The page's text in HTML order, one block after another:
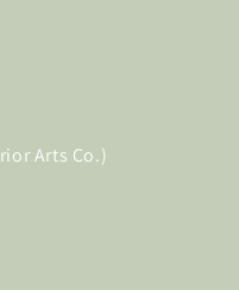
Arts Co.)